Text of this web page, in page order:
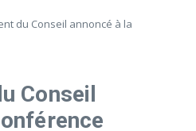
du Conseil annoncé à la
Conseil